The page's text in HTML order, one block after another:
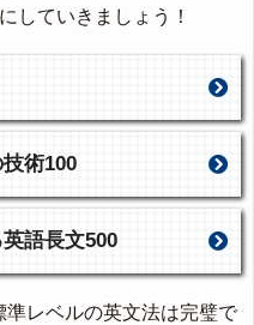
していきましょう！
術100
語長文500
レベルの英文法は完璧で